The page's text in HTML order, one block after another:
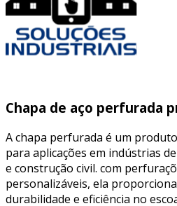
Chapa de aço perfurada
A chapa perfurada é um
para aplicações em indústrias
e construção civil. com
personalizáveis, ela
durabilidade e eficiência no